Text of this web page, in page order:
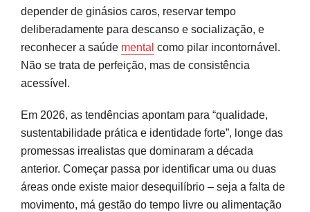
depender de ginásios caros, reservar tempo
deliberadamente para descanso e socialização, e
reconhecer a saúde mental como pilar incontornável.
Não se trata de perfeição, mas de consistência
acessível.
Em 2026, as tendências apontam para “qualidade,
sustentabilidade prática e identidade forte”, longe das
promessas irrealistas que dominaram a década
anterior. Começar passa por identificar uma ou duas
áreas onde existe maior desequilíbrio – seja a falta de
movimento, má gestão do tempo livre ou alimentação